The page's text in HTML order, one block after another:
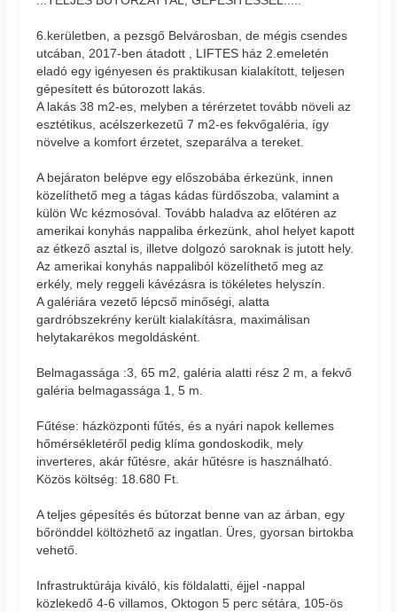
6.kerületben, a pezsgő Belvárosban, de mégis csendes
utcában, 2017-ben átadott , LIFTES ház 2.emeletén
eladó egy igényesen és praktikusan kialakított, teljesen
gépesített és bútorozott lakás.
A lakás 38 m2-es, melyben a térérzetet tovább növeli az
esztétikus, acélszerkezetű 7 m2-es fekvőgaléria, így
növelve a komfort érzetet, szeparálva a tereket.
A bejáraton belépve egy előszobába érkezünk, innen
közelíthető meg a tágas kádas fürdőszoba, valamint a
külön Wc kézmosóval. Tovább haladva az előtéren az
amerikai konyhás nappaliba érkezünk, ahol helyet kapott
az étkező asztal is, illetve dolgozó saroknak is jutott hely.
Az amerikai konyhás nappaliból közelíthető meg az
erkély, mely reggeli kávézásra is tökéletes helyszín.
A galériára vezető lépcső minőségi, alatta
gardróbszekrény került kialakításra, maximálisan
helytakarékos megoldásként.
Belmagassága :3, 65 m2, galéria alatti rész 2 m, a fekvő
galéria belmagassága 1, 5 m.
Fűtése: házközponti fűtés, és a nyári napok kellemes
hőmérsékletéről pedig klíma gondoskodik, mely
inverteres, akár fűtésre, akár hűtésre is használható.
Közös költség: 18.680 Ft.
A teljes gépesítés és bútorzat benne van az árban, egy
bőrönddel költözhető az ingatlan. Üres, gyorsan birtokba
vehető.
Infrastruktúrája kiváló, kis földalatti, éjjel -nappal
közlekedő 4-6 villamos, Oktogon 5 perc sétára, 105-ös